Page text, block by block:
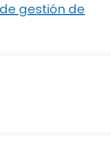
gestión de